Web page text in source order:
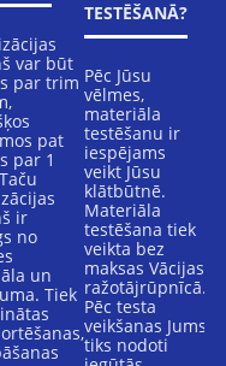
var būt
par trim
pat
par 1
ir
no
un
Tiek
TESTĒŠANĀ?
Pēc Jūsu
vēlmes,
materiāla
testēšanu ir
iespējams
veikt Jūsu
klātbūtnē.
Materiāla
testēšana tiek
veikta bez
maksas Vācijas
ražotājrūpnīcā.
Pēc testa
veikšanas Jums
tiks nodoti